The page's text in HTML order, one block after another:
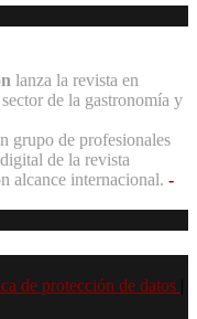
lanza la revista en
de la gastronomía y
grupo de profesionales
de la revista
alcance internacional. -
de protección de datos